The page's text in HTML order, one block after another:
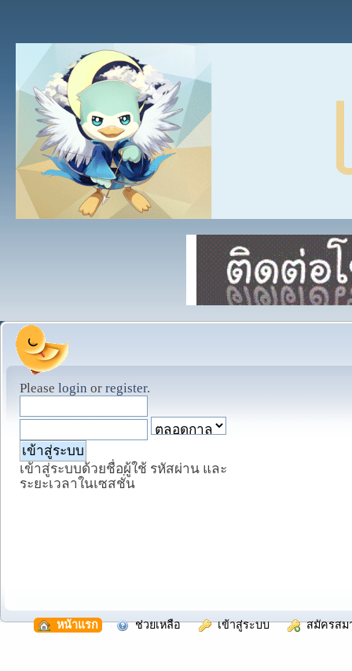
Please login or register.
เข้าสู่ระบบด้วยชื่อผู้ใช้ รหัสผ่าน และ
ระยะเวลาในเซสชั่น
หน้าแรก ช่วยเหลือ เข้าสู่ระบบ สมัครสม